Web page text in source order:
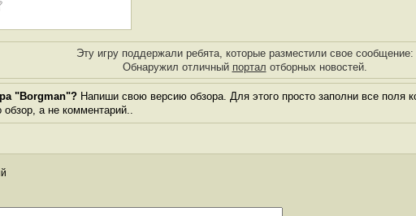
Эту игру поддержали ребята, которые разместили свое сообщение:
Обнаружил отличный портал отборных новостей.
"Borgman"? Напиши свою версию обзора. Для этого просто заполни все поля
обзор, а не комментарий..